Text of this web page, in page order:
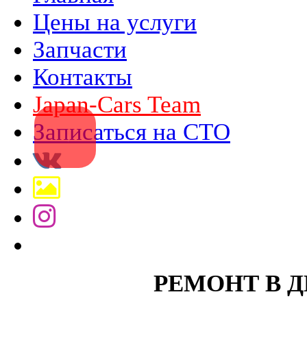
Цены на услуги
Запчасти
Контакты
Japan-Cars Team
Записаться на СТО
РЕМОНТ В